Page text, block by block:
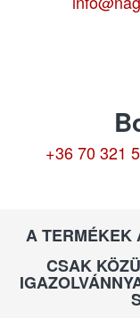
+36 70 321
A TERMÉKEK
CSAK